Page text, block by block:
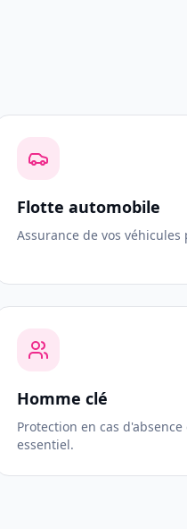
Flotte automobile
Assurance de vos véhicules
Homme clé
Protection en cas
essentiel.